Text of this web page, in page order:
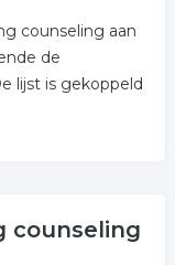
counseling aan
de
lijst is gekoppeld
counseling